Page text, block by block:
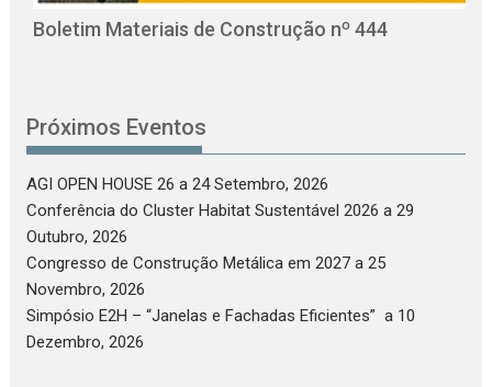
Boletim Materiais de Construção nº 444
Próximos Eventos
AGI OPEN HOUSE 26 a 24 Setembro, 2026
Conferência do Cluster Habitat Sustentável 2026 a 29
Outubro, 2026
Congresso de Construção Metálica em 2027 a 25
Novembro, 2026
Simpósio E2H – “Janelas e Fachadas Eficientes” a 10
Dezembro, 2026